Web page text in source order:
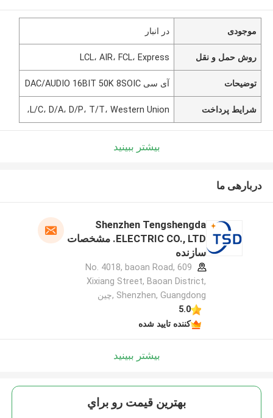
موجودی در انبار
روش حمل و نقل LCL، AIR، FCL، Express
توضیحات آی سی DAC/AUDIO 16BIT 50K 8SOIC
شرایط پرداخت L/C، D/A، D/P، T/T، Western Union،
بیشتر ببینید
دربارهی ما
Shenzhen Tengshengda
ELECTRIC CO., LTD. مشخصات
سازنده
609 No. 4018, baoan Road,
Xixiang Street, Baoan District,
Shenzhen, Guangdong ,چین
5.0
کننده تایید شده
بیشتر ببینید
بهترين قيمت رو براي